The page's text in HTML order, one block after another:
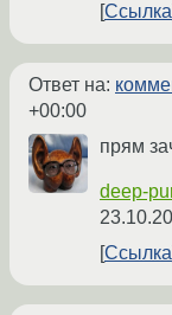
Ссылка
Ответ на:
+00:00
прям
deep-
Ссылка